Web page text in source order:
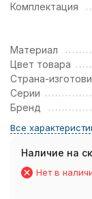
Комплектация
Материал
Цвет товара
Страна-
Серии
Бренд
Все
Наличие на
Нет в